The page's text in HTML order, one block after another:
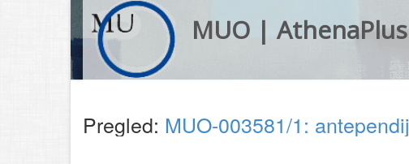
MUO | AthenaPlus
Pregled: MUO-003581/1: antependij